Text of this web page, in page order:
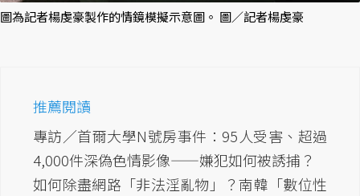
圖為記者楊虔豪製作的情鏡模擬示意圖。 圖／記者楊虔豪
推薦閱讀
專訪／首爾大學N號房事件：95人受害、超過
4,000件深偽色情影像——嫌犯如何被誘捕？
如何除盡網路「非法淫亂物」？南韓「數位性